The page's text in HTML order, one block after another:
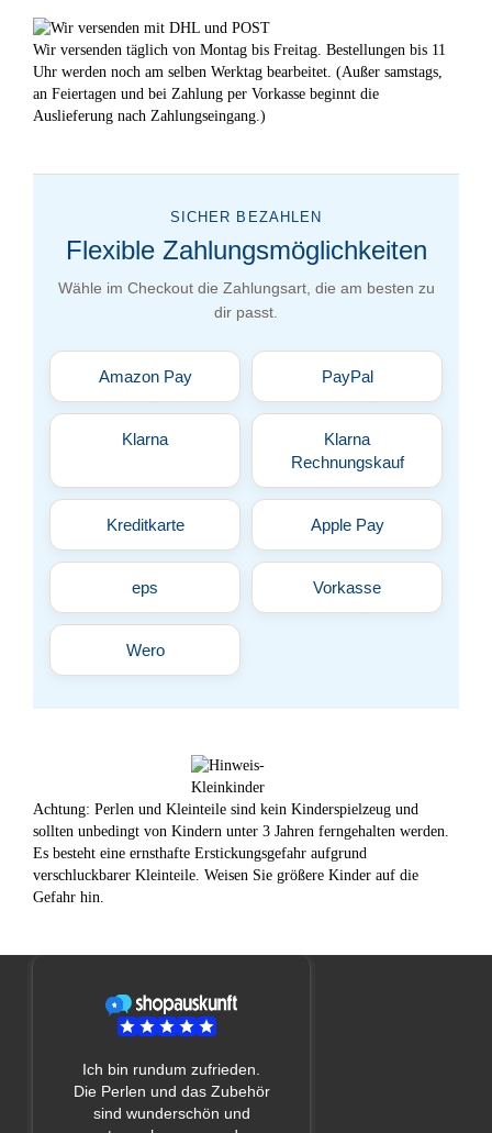
Wir versenden täglich von Montag bis Freitag. Bestellungen bis 11
Uhr werden noch am selben Werktag bearbeitet. (Außer samstags,
an Feiertagen und bei Zahlung per Vorkasse beginnt die
Auslieferung nach Zahlungseingang.)
SICHER BEZAHLEN
Flexible Zahlungsmöglichkeiten
Wähle im Checkout die Zahlungsart, die am besten zu
dir passt.
Amazon Pay PayPal
Klarna
Klarna
Rechnungskauf
Kreditkarte Apple Pay
eps Vorkasse
Wero
Achtung: Perlen und Kleinteile sind kein Kinderspielzeug und
sollten unbedingt von Kindern unter 3 Jahren ferngehalten werden.
Es besteht eine ernsthafte Erstickungsgefahr aufgrund
verschluckbarer Kleinteile. Weisen Sie größere Kinder auf die
Gefahr hin.